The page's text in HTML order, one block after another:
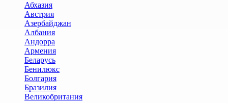
Абхазия
Австрия
Азербайджан
Албания
Андорра
Армения
Беларусь
Бенилюкс
Болгария
Бразилия
Великобритания